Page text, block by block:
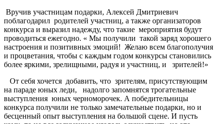
Вручив участницам подарки, Алексей Дмитриевич
поблагодарил родителей участниц, а также организаторов
конкурса и выразил надежду, что такие мероприятия будут
проводиться ежегодно. « Мы получили такой заряд хорошего
настроения и позитивных эмоций! Желаю всем благополучия
и процветания, чтобы с каждым годом конкурсы становились
более яркими, зрелищными, радуя и участниц, и зрителей!»
От себя хочется добавить, что зрителям, присутствующим
на параде юных леди, надолго запомнятся трогательные
выступления юных черноморочек. А победительницы
конкурса получили не только замечательные подарки, но и
бесценный опыт выступления на большой сцене. И пусть